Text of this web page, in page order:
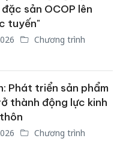
sản OCOP lên
tuyến"
Chương trình
Phát triển sản phẩm
thành động lực kinh
Chương trình